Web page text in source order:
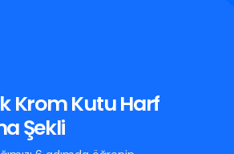
Krom Kutu Harf
Şekli